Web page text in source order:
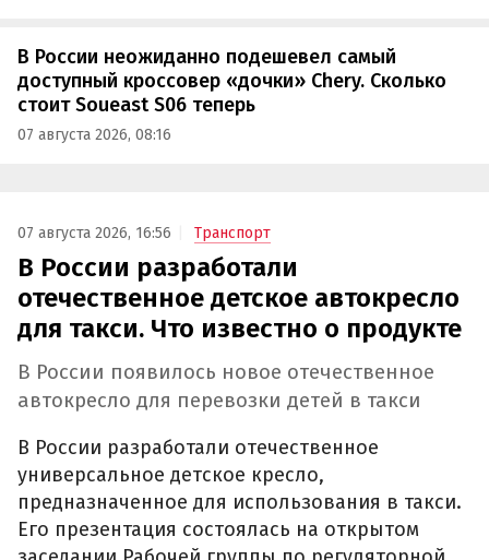
В России неожиданно подешевел самый
доступный кроссовер «дочки» Chery. Сколько
стоит Soueast S06 теперь
07 августа 2026, 08:16
07 августа 2026, 16:56 Транспорт
В России разработали
отечественное детское автокресло
для такси. Что известно о продукте
В России появилось новое отечественное
автокресло для перевозки детей в такси
В России разработали отечественное
универсальное детское кресло,
предназначенное для использования в такси.
Его презентация состоялась на открытом